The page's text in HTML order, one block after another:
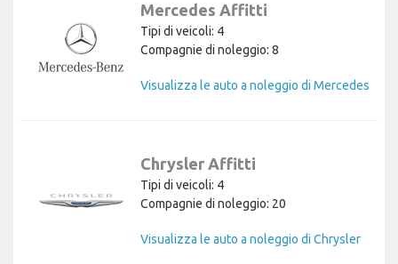
Mercedes Affitti
Tipi di veicoli: 4
Compagnie di noleggio: 8
Visualizza le auto a noleggio di Mercedes
Chrysler Affitti
Tipi di veicoli: 4
Compagnie di noleggio: 20
Visualizza le auto a noleggio di Chrysler